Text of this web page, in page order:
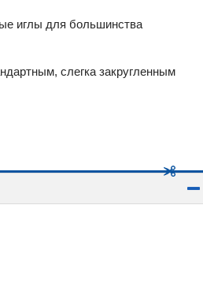
иглы для большинства
слегка закругленным